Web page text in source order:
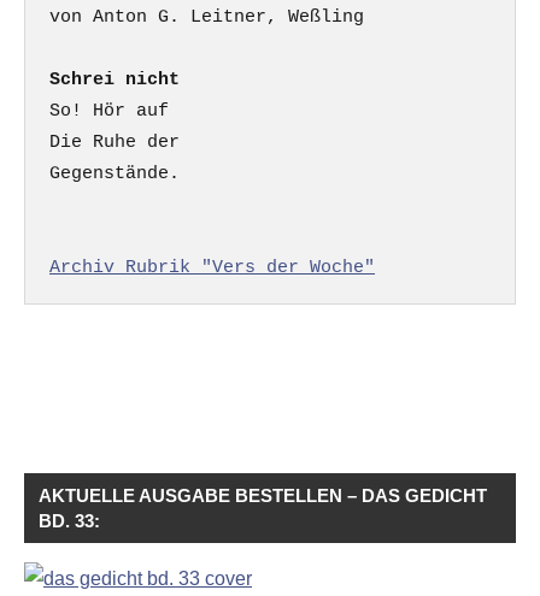
Schrei nicht
So! Hör auf
Die Ruhe der
Gegenstände.
Archiv Rubrik "Vers der Woche"
AKTUELLE AUSGABE BESTELLEN – DAS GEDICHT
BD. 33: